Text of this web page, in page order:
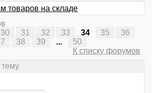
товаров на складе
30 31 32 33 34 35
36
38 39 ...
50
К списку форумов